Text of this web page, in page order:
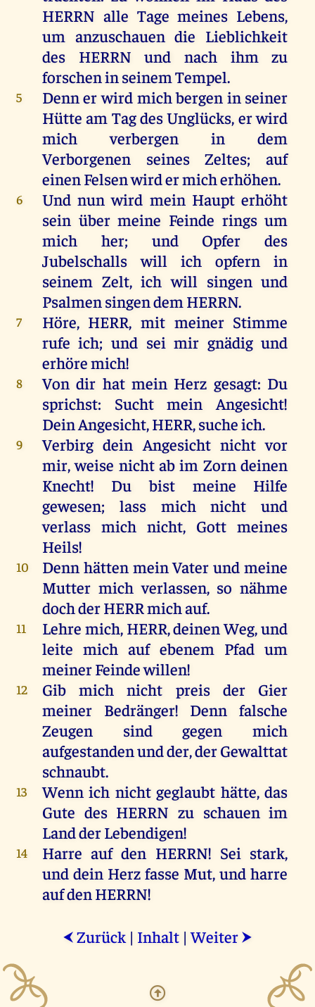
HERRN alle Tage meines Lebens,
um anzuschauen die Lieblichkeit
des
HERRN und nach ihm
zu
forscheninseinemTempel.
5 Denner wird michbergen in seiner
Hütte am TagdesUnglücks, erwird
mich
verbergen in
dem
Verborgenen
seinesZeltes;auf
einenFelsenwirdermicherhöhen.
6 Und nun wird mein Haupt erhöht
sein über meine Feinde rings um
mich
her; und Opfer
des
Jubelschallswill ich opfern
in
seinem Zelt,ich will singen und
Psalmensingendem HERRN.
7 Höre, HERR, mit meiner Stimme
rufe ich; und sei mir gnädig und
erhöremich!
8 Von dir hat mein Herz gesagt: Du
sprichst: Sucht mein Angesicht!
DeinAngesicht,HERR,sucheich.
9 Verbirg dein Angesicht nicht vor
mir,weise nicht ab im Zorn deinen
Knecht! Du bist meine
Hilfe
gewesen; lass mich nicht
und
verlass mich nicht, Gott meines
Heils!
10 Denn hätten mein Vater und meine
Mutter mich verlassen, so nähme
dochderHERRmichauf.
11 Lehre mich, HERR,deinenWeg,und
leite mich aufebenem Pfad um
meinerFeindewillen!
12 Gib mich nicht preis derGier
meinerBedränger! Denn falsche
Zeugen
sind gegen
mich
aufgestandenundder,derGewalttat
schnaubt.
13 Wenn ich nicht geglaubt hätte,das
Gute des HERRN zu schauen im
LandderLebendigen!
14 Harre auf den HERRN! Sei stark,
und dein Herz fasse Mut,und harre
aufdenHERRN!
⮜ Zurück | Inhalt |Weiter ⮞